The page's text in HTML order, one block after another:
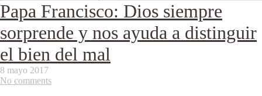
Papa Francisco: Dios siempre
sorprende y nos ayuda a distinguir
el bien del mal
8 mayo 2017
No comments